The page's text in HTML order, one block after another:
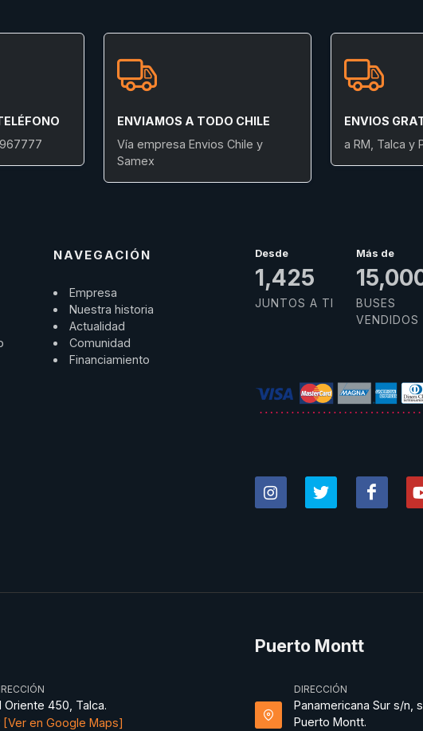
ENVIAMOS A TODO CHILE
Vía empresa Envios Chile y
Samex
ENVIOS
a RM, Talca y
NAVEGACIÓN
Empresa
Nuestra historia
Actualidad
Comunidad
Financiamiento
Desde
1,985
JUNTOS A TI
Más de
BUSES
VENDIDOS
Oriente 450, Talca.
[Ver en Google Maps]
Puerto Montt
DIRECCIÓN
Panamericana Sur s/n,
Puerto Montt.